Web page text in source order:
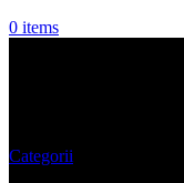
0 items
Categorii